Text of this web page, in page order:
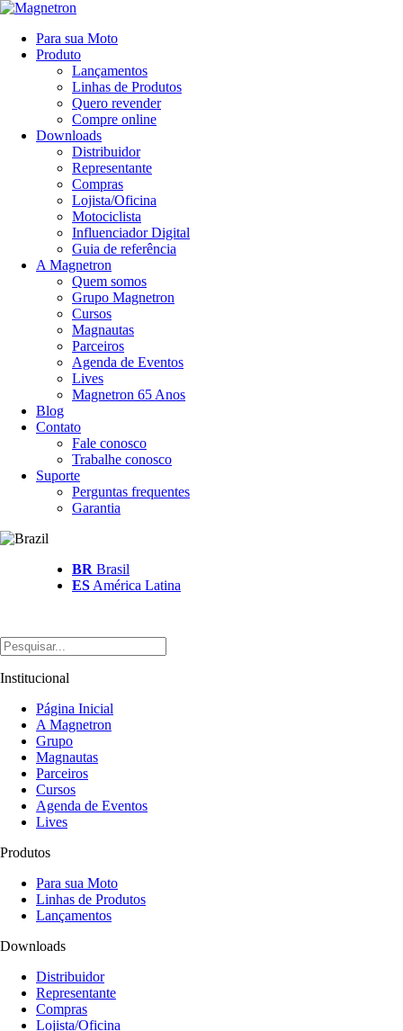
Para sua Moto
Produto
Lançamentos
Linhas de Produtos
Quero revender
Compre online
Downloads
Distribuidor
Representante
Compras
Lojista/Oficina
Motociclista
Influenciador Digital
Guia de referência
A Magnetron
Quem somos
Grupo Magnetron
Cursos
Magnautas
Parceiros
Agenda de Eventos
Lives
Magnetron 65 Anos
Blog
Contato
Fale conosco
Trabalhe conosco
Suporte
Perguntas frequentes
Garantia
BR Brasil
ES América Latina
Institucional
Página Inicial
A Magnetron
Grupo
Magnautas
Parceiros
Cursos
Agenda de Eventos
Lives
Produtos
Para sua Moto
Linhas de Produtos
Lançamentos
Downloads
Distribuidor
Representante
Compras
Lojista/Oficina